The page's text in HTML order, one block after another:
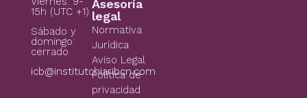
15h (UTC +1)
Sábado y
domingo:
cerrado
icb@institutchiaribcn.com
Asesoría
legal
Normativa
Jurídica
Aviso Legal
Politica de
privacidad